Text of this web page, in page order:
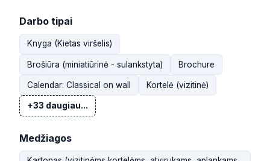
Darbo tipai
Knyga (Kietas viršelis)
Brošiūra (miniatiūrinė - sulankstyta) Brochure
Calendar: Classical on wall Kortelė (vizitinė)
+33 daugiau...
Medžiagos